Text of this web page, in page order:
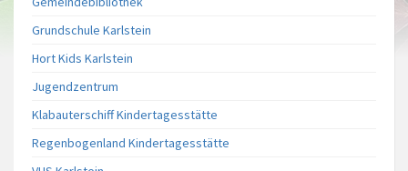
Grundschule Karlstein
Hort Kids Karlstein
Jugendzentrum
Klabauterschiff Kindertagesstätte
Regenbogenland Kindertagesstätte